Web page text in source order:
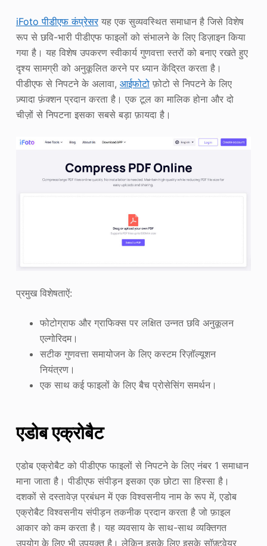
iFoto पीडीएफ कंप्रेसरयह एक सुव्यवस्थित समाधान है जिसे विशेष
रूप से छवि-भारी पीडीएफ फाइलों को संभालने के लिए डिज़ाइन किया
गया है। यह विशेष उपकरण स्वीकार्य गुणवत्ता स्तरों को बनाए रखते हुए
दृश्य सामग्री को अनुकूलित करने पर ध्यान केंद्रित करता है।
पीडीएफ से निपटने के अलावा, आईफोटोफ़ोटो से निपटने के लिए
ज़्यादा फ़ंक्शन प्रदान करता है। एक टूल का मालिक होना और दो
चीज़ों से निपटना इसका सबसे बड़ा फ़ायदा है।
प्रमुख विशेषताऐं:
फोटोग्राफ और ग्राफिक्स पर लक्षित उन्नत छवि अनुकूलन
एल्गोरिदम।
सटीक गुणवत्ता समायोजन के लिए कस्टम रिज़ॉल्यूशन
नियंत्रण।
एक साथ कई फाइलों के लिए बैच प्रोसेसिंग समर्थन।
एडोब एक्रोबैट
एडोब एक्रोबैट को पीडीएफ फाइलों से निपटने के लिए नंबर 1 समाधान
माना जाता है। पीडीएफ संपीड़न इसका एक छोटा सा हिस्सा है।
दशकों से दस्तावेज़ प्रबंधन में एक विश्वसनीय नाम के रूप में, एडोब
एक्रोबैट विश्वसनीय संपीड़न तकनीक प्रदान करता है जो फ़ाइल
आकार को कम करता है। यह व्यवसाय के साथ-साथ व्यक्तिगत
उपयोग के लिए भी उपयुक्त है। लेकिन इसके लिए इसके सॉफ़्टवेयर